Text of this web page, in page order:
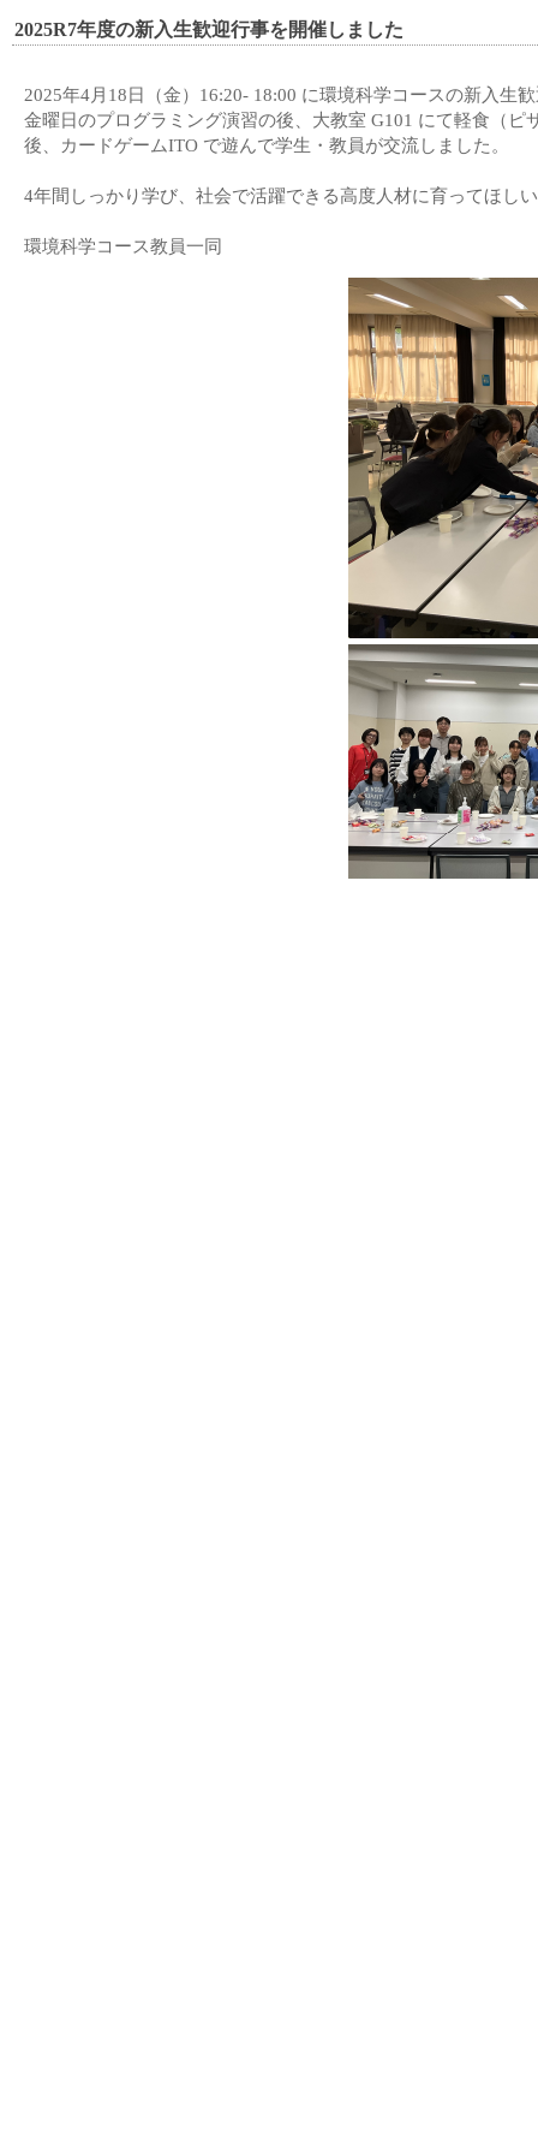
2025R7年度の新入生歓迎行事を開催しました
2025年4月18日（金）16:20- 18:00 に環境科学コースの新入生
金曜日のプログラミング演習の後、大教室 G101 にて軽食（
後、カードゲームITO で遊んで学生・教員が交流しました。
4年間しっかり学び、社会で活躍できる高度人材に育ってほし
環境科学コース教員一同